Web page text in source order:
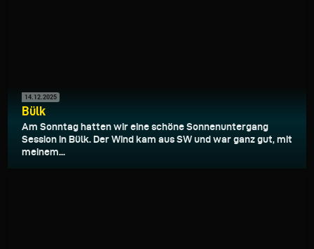
14.12.2025
Bülk
Am Sonntag hatten wir eine schöne Sonnenuntergang
Session in Bülk. Der Wind kam aus SW und war ganz gut, mit
meinem...